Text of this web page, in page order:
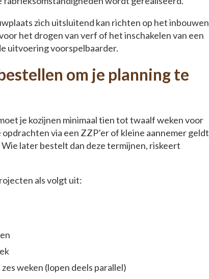
zich uitsluitend kan richten op het inbouwen
het drogen van verf of het inschakelen van een
uitvoering voorspelbaarder.
om je planning te
je kozijnen minimaal tien tot twaalf weken voor
via een ZZP’er of kleine aannemer geldt
later bestelt dan deze termijnen, riskeert
als volgt uit:
weken (lopen deels parallel)